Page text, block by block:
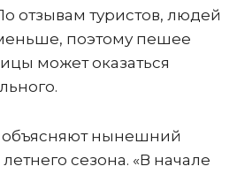
отзывам туристов, людей
поэтому пешее
может оказаться
нынешний
сезона. «В начале